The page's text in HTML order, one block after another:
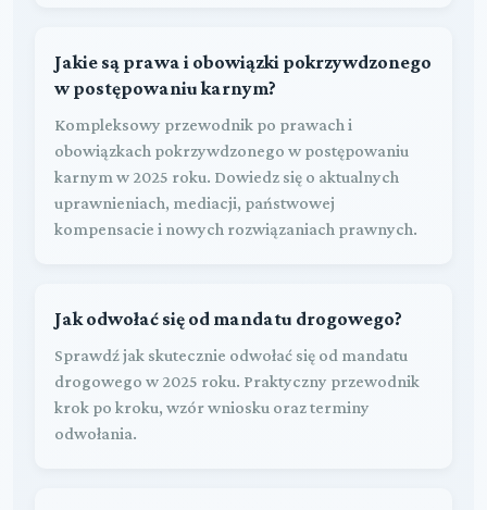
Jakie są prawa i obowiązki pokrzywdzonego
w postępowaniu karnym?
Kompleksowy przewodnik po prawach i
obowiązkach pokrzywdzonego w postępowaniu
karnym w 2025 roku. Dowiedz się o aktualnych
uprawnieniach, mediacji, państwowej
kompensacie i nowych rozwiązaniach prawnych.
Jak odwołać się od mandatu drogowego?
Sprawdź jak skutecznie odwołać się od mandatu
drogowego w 2025 roku. Praktyczny przewodnik
krok po kroku, wzór wniosku oraz terminy
odwołania.